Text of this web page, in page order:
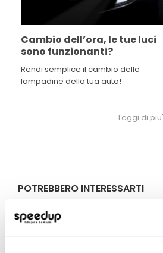
Cambio dell’ora, le tue luci
sono funzionanti?
Rendi semplice il cambio delle
lampadine della tua auto!
Leggi di
POTREBBERO INTERESSARTI